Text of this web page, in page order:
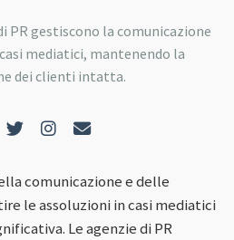
PR gestiscono la comunicazione
mediatici, mantenendo la
dei clienti intatta.
comunicazione e delle
le assoluzioni in casi mediatici
Le agenzie di PR